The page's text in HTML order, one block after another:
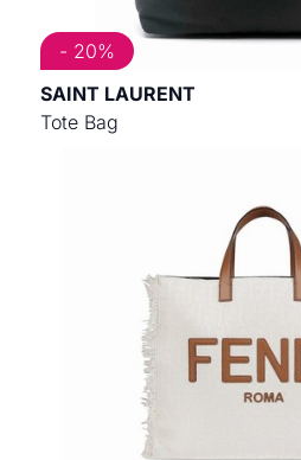
SAINT LAURENT
Tote Bag
- 20%